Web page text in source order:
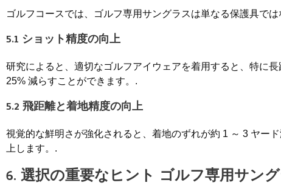
ゴルフコースでは、ゴルフ専用サングラスは単なる保護具で
5.1 ショット精度の向上
研究によると、適切なゴルフアイウェアを着用すると、特に
25% 減らすことができます。.
5.2 飛距離と着地精度の向上
視覚的な鮮明さが強化されると、着地のずれが約 1 ～ 3 ヤー
上します。.
6. 選択の重要なヒント ゴルフ専用サン